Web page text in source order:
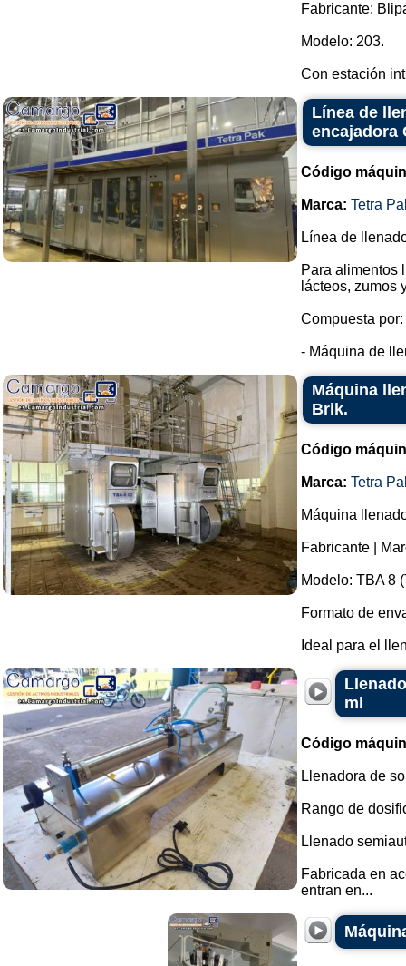
Fabricante:
Modelo: 203.
Con estación
Línea de
encajadora
Código
Marca: Tetra
Línea de
Para alimentos
lácteos, zumos
Compuesta por:
- Máquina de
Máquina
Brik.
Código
Marca: Tetra
Máquina
Fabricante |
Modelo: TBA 8
Formato de
Ideal para el
ml
Código
Llenadora de
Rango de
Llenado
Fabricada en
entran en...